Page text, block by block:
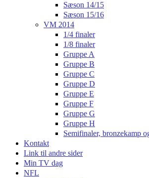
Sæson 14/15
Sæson 15/16
VM 2014
1/4 finaler
1/8 finaler
Gruppe A
Gruppe B
Gruppe C
Gruppe D
Gruppe E
Gruppe F
Gruppe G
Gruppe H
Semifinaler, bronzekamp
Kontakt
Link til andre sider
Min TV dag
NFL